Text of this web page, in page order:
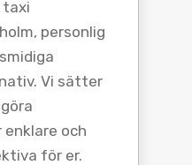
taxi
personlig
Vi sätter
och
för er.